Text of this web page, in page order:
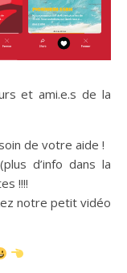
de votre aide !
d’info dans la
!!!!
notre petit vidéo